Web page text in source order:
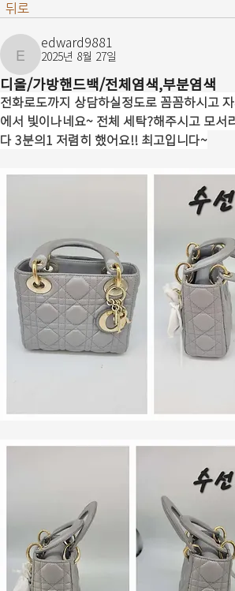
뒤로
edward9881
edward9881
2025년 8월 27일
디올/가방핸드백/전체염색,부분염색
전화로도까지 상담하실정도로 꼼꼼하시고
에서 빛이나네요~ 전체 세탁?해주시고 모
다 3분의1 저렴히 했어요!! 최고입니다~